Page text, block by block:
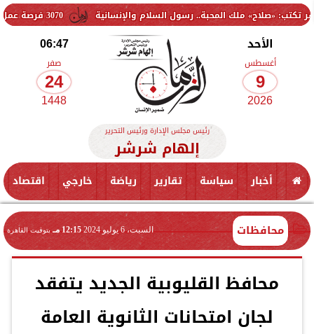
3070 فرصة عمل جديدة بالقطاع الخاص.. وظائف برواتب تصل إلى 9500 جنيه المحبة.. رسول السلام والإنسانية
الأحد
أغسطس
9
2026
06:47
صفر
24
1448
رئيس مجلس الإدارة ورئيس التحرير
إلهام شرشر
أخبار سياسة تقارير رياضة خارجي اقتصاد
محافظات السبت، 6 يوليو 2024 12:15 مـ بتوقيت القاهرة
محافظ القليوبية الجديد يتفقد
لجان امتحانات الثانوية العامة